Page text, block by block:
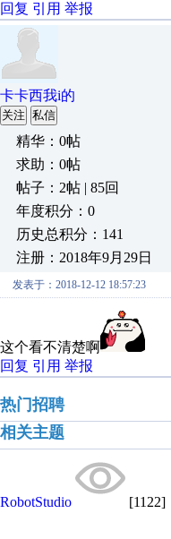
回复 引用 举报
卡卡西我i的
关注 私信
精华：0帖
求助：0帖
帖子：2帖 | 85回
年度积分：0
历史总积分：141
注册：2018年9月29日
发表于：2018-12-12 18:57:23
这个看不清楚啊
回复 引用 举报
热门招聘
相关主题
RobotStudio [1122]